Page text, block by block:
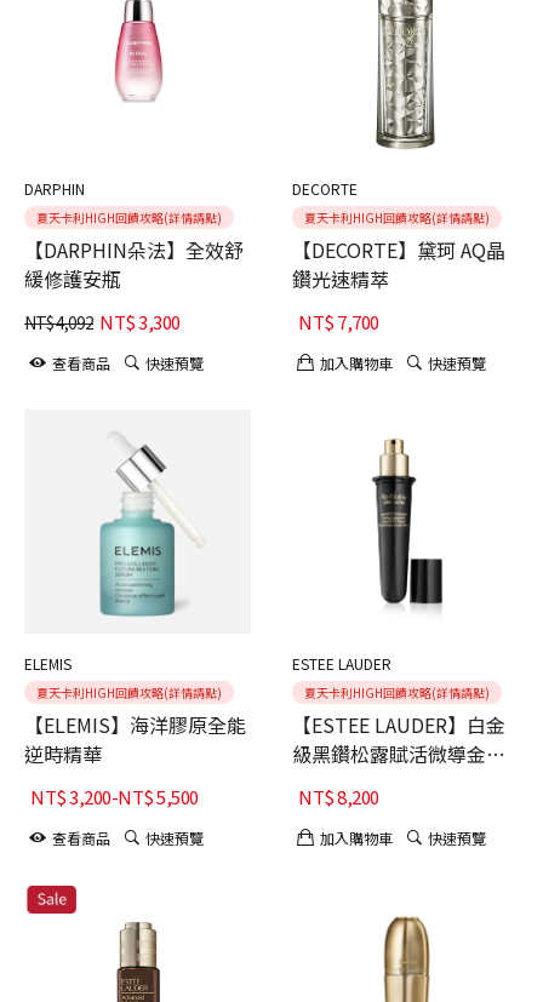
DARPHIN
夏天卡利HIGH回饋攻略(詳情請點)
【DARPHIN朵法】全效舒
緩修護安瓶
NT$4,092 NT$3,300
查看商品 快速預覽
DECORTE
夏天卡利HIGH回饋攻略(詳情請點)
【DECORTE】黛珂 AQ晶
鑽光速精萃
NT$7,700
加入購物車 快速預覽
ELEMIS
夏天卡利HIGH回饋攻略(詳情請點)
【ELEMIS】海洋膠原全能
逆時精華
NT$3,200-NT$5,500
查看商品 快速預覽
ESTEE LAUDER
夏天卡利HIGH回饋攻略(詳情請點)
【ESTEE LAUDER】白金
級黑鑽松露賦活微導金萃
(填充瓶)
NT$8,200
加入購物車 快速預覽